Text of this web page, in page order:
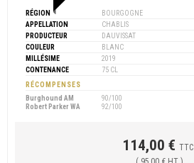
RÉGION
BOURGOGNE
APPELLATION
CHABLIS
PRODUCTEUR
DAUVISSAT
COULEUR
BLANC
MILLÉSIME
2019
CONTENANCE
75 CL
RÉCOMPENSES
Burghound AM
90/100
Robert Parker WA
92/100
114,00 € TTC